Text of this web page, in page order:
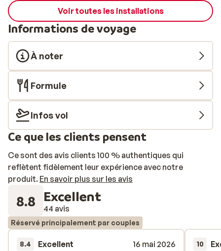
Voir toutes les installations
Informations de voyage
À noter
Formule
Infos vol
Ce que les clients pensent
Ce sont des avis clients 100 % authentiques qui
reflètent fidèlement leur expérience avec notre
produit. En savoir plus sur les avis
8.8 Excellent
44 avis
Réservé principalement par couples
8.4 Excellent
16 mai 2026
10